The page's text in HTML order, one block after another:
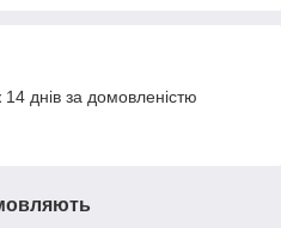
днів за домовленістю